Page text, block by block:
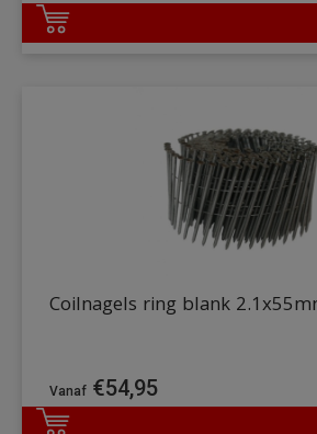
Coilnagels ring blank
€54,95